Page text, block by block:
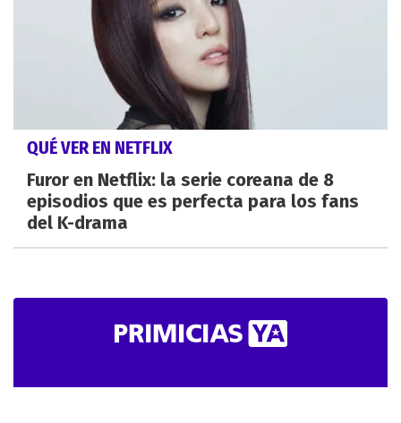
QUÉ VER EN NETFLIX
Furor en Netflix: la serie coreana de 8
episodios que es perfecta para los fans
del K-drama